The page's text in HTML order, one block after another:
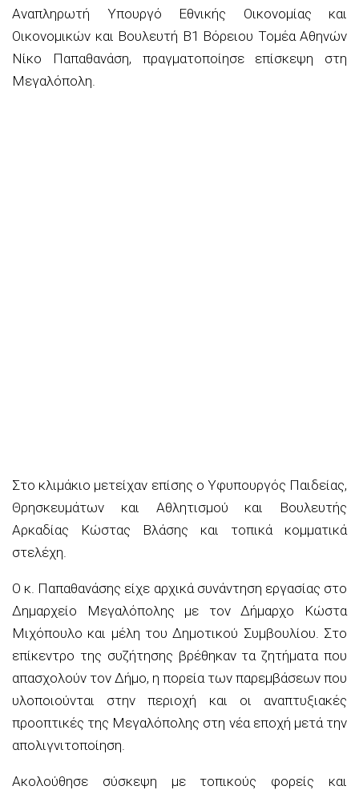
Αναπληρωτή Υπουργό Εθνικής Οικονομίας και
Οικονομικών και Βουλευτή Β1 Βόρειου Τομέα Αθηνών
Νίκο Παπαθανάση, πραγματοποίησε επίσκεψη στη
Μεγαλόπολη.
Στο κλιμάκιο μετείχαν επίσης ο Υφυπουργός Παιδείας,
Θρησκευμάτων και Αθλητισμού και Βουλευτής
Αρκαδίας Κώστας Βλάσης και τοπικά κομματικά
στελέχη.
Ο κ. Παπαθανάσης είχε αρχικά συνάντηση εργασίας στο
Δημαρχείο Μεγαλόπολης με τον Δήμαρχο Κώστα
Μιχόπουλο και μέλη του Δημοτικού Συμβουλίου. Στο
επίκεντρο της συζήτησης βρέθηκαν τα ζητήματα που
απασχολούν τον Δήμο, η πορεία των παρεμβάσεων που
υλοποιούνται στην περιοχή και οι αναπτυξιακές
προοπτικές της Μεγαλόπολης στη νέα εποχή μετά την
απολιγνιτοποίηση.
Ακολούθησε σύσκεψη με τοπικούς φορείς και